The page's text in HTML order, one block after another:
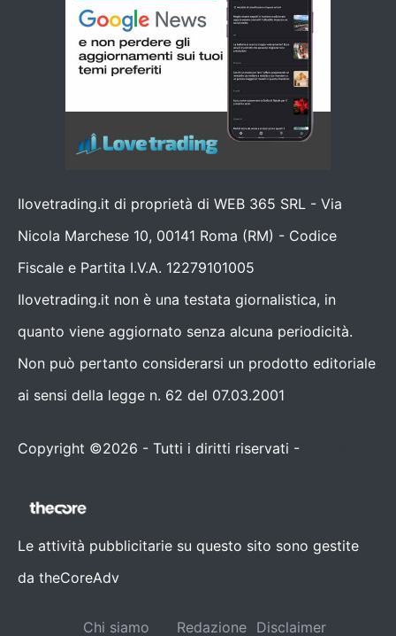
Ilovetrading.it di proprietà di WEB 365 SRL - Via
Nicola Marchese 10, 00141 Roma (RM) - Codice
Fiscale e Partita I.V.A. 12279101005
Ilovetrading.it non è una testata giornalistica, in
quanto viene aggiornato senza alcuna periodicità.
Non può pertanto considerarsi un prodotto editoriale
ai sensi della legge n. 62 del 07.03.2001
Copyright ©2026 - Tutti i diritti riservati -
Le attività pubblicitarie su questo sito sono gestite
da theCoreAdv
Chi siamo Redazione Disclaimer